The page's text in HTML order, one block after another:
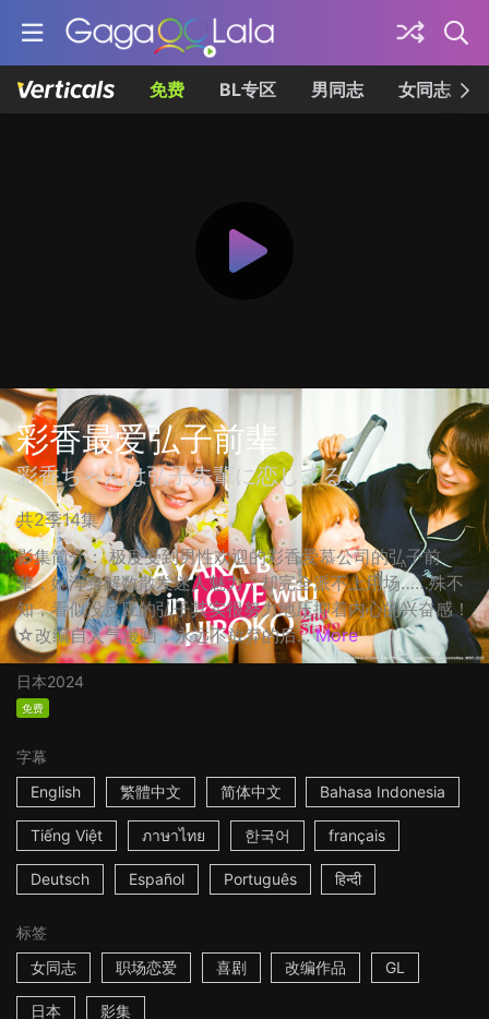
免费 BL专区 男同志 女同志
彩香最爱弘子前辈
彩香ちゃんは弘子先輩に恋してる
共2季14集
影集简介： 极度受到男性欢迎的彩香爱慕公司的弘子前
辈，她浑身解数散发迷人魅力，却完全派不上用场……殊不
知，看似没反应的弘子其实很努力地压抑着内心的兴奋感！
☆改编自人气漫画，永远不放弃的后... More
日本2024
免费
字幕
English
繁體中文 简体中文 Bahasa Indonesia
Tiếng Việt ภาษาไทย 한국어 français
Deutsch Español Português हिन्दी
标签
女同志
职场恋爱 喜剧 改编作品 GL
日本 影集